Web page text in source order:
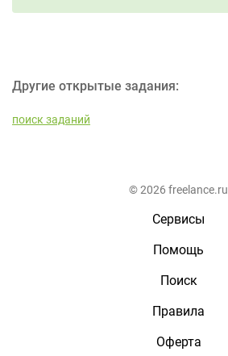
Другие открытые задания:
поиск заданий
© 2026 freelance.ru
Сервисы
Помощь
Поиск
Правила
Оферта